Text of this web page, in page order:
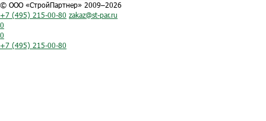
© ООО «СтройПартнер» 2009–2026
+7 (495) 215-00-80 zakaz@st-par.ru
0
0
+7 (495) 215-00-80